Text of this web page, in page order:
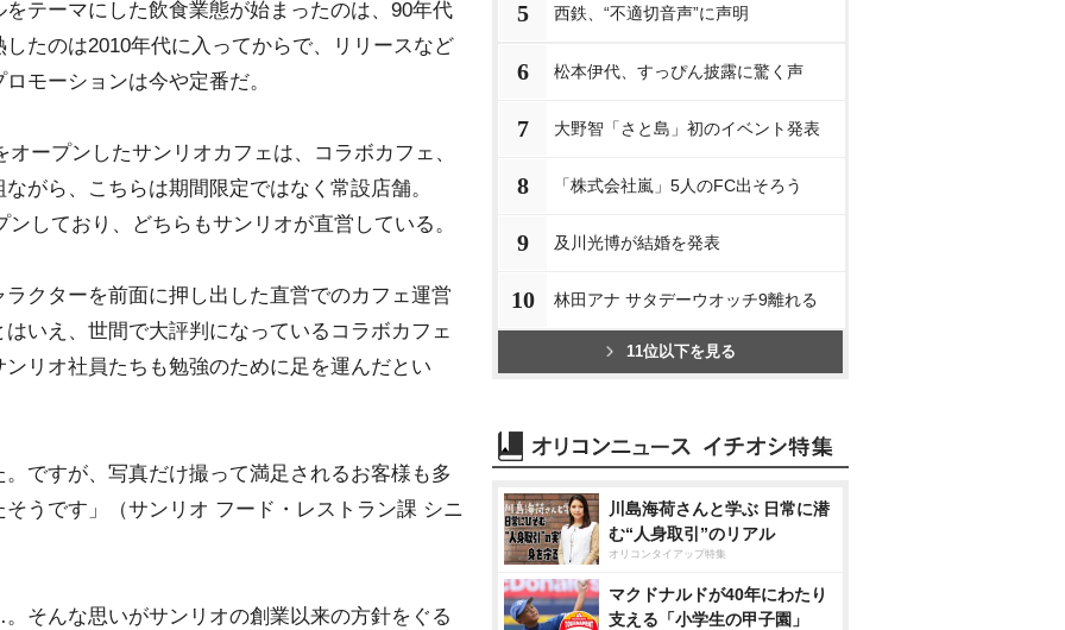
テーマにした飲食業態が始まったのは、90年代
たのは2010年代に入ってからで、リリースなど
モーションは今や定番だ。
ープンしたサンリオカフェは、コラボカフェ、
がら、こちらは期間限定ではなく常設店舗。
しており、どちらもサンリオが直営している。
クターを前面に押し出した直営でのカフェ運営
いえ、世間で大評判になっているコラボカフェ
リオ社員たちも勉強のために足を運んだとい
ですが、写真だけ撮って満足されるお客様も多
うです」（サンリオ フード・レストラン課 シニ
んな思いがサンリオの創業以来の方針をぐる
5 西鉄、“不適切音声”に声明
6 松本伊代、すっぴん披露に驚く声
7 大野智「さと島」初のイベント発表
8 「株式会社嵐」5人のFC出そろう
9 及川光博が結婚を発表
10 林田アナ サタデーウオッチ9離れる
11位以下を見る
川島海荷さんと学ぶ 日常に潜
む“人身取引”のリアル
オリコンタイアップ特集
マクドナルドが40年にわたり
支える「小学生の甲子園」